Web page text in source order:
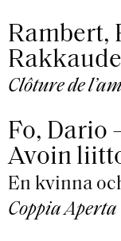
Rambert,
Clôture de
Fo, Dario
Avoin
En kvinna
Coppia Aperta